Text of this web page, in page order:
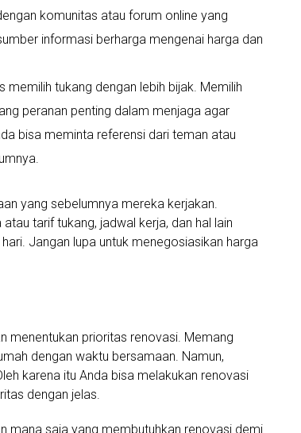
komunitas atau forum online yang
informasi berharga mengenai harga dan
memilih tukang dengan lebih bijak. Memilih
peranan penting dalam menjaga agar
bisa meminta referensi dari teman atau
yang sebelumnya mereka kerjakan.
tarif tukang, jadwal kerja, dan hal lain
Jangan lupa untuk menegosiasikan harga
menentukan prioritas renovasi. Memang
dengan waktu bersamaan. Namun,
karena itu Anda bisa melakukan renovasi
dengan jelas.
mana saja yang membutuhkan renovasi demi